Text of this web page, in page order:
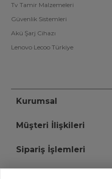
Tv Tamir Malzemeleri
Güvenlik Sistemleri
Akü Şarj Cihazı
Lenovo Lecoo Türkiye
Kurumsal
Müşteri İlişkileri
Sipariş İşlemleri